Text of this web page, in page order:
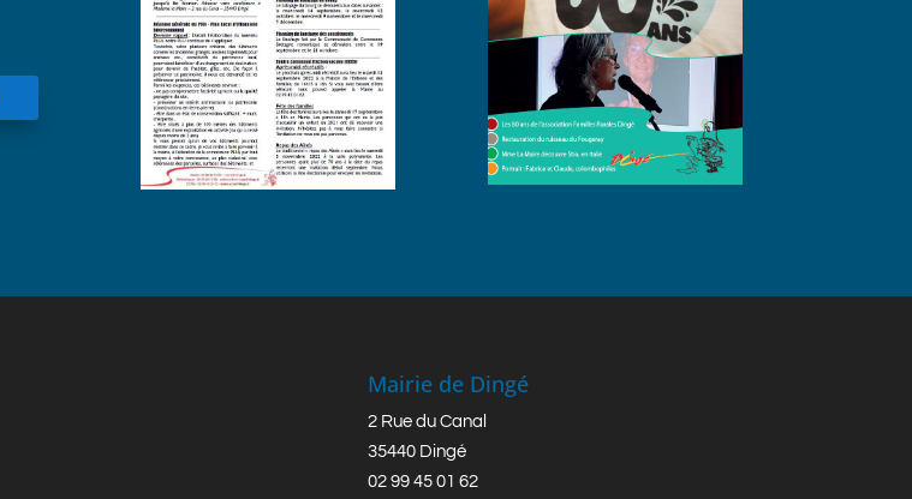
Mairie de Dingé
2 Rue du Canal
35440 Dingé
02 99 45 01 62